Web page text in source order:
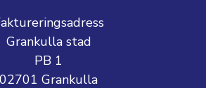
Grankulla stad
PB 1
02701 Grankulla